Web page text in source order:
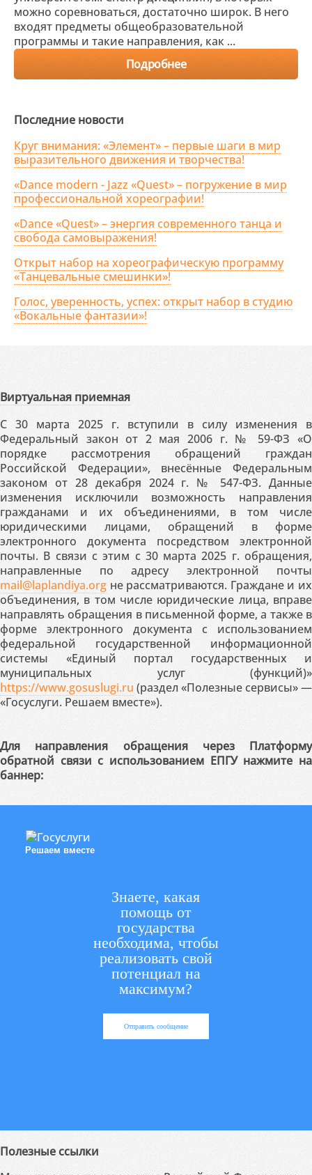
можно соревноваться, достаточно широк. В него
входят предметы общеобразовательной
программы и такие направления, как ...
Подробнее
Последние новости
Круг внимания: «Элемент» – первые шаги в мир
выразительного движения и творчества!
«Dance modern - Jazz «Quest» – погружение в мир
профессиональной хореографии!
«Dance «Quest» – энергия современного танца и
свобода самовыражения!
Открыт набор на хореографическую программу
«Танцевальные смешинки»!
Голос, уверенность, успех: открыт набор в студию
«Вокальные фантазии»!
Виртуальная приемная
С 30 марта 2025 г. вступили в силу изменения в
Федеральный закон от 2 мая 2006 г. № 59-ФЗ «О
порядке рассмотрения обращений граждан
Российской Федерации», внесённые Федеральным
законом от 28 декабря 2024 г. № 547-ФЗ. Данные
изменения исключили возможность направления
гражданами и их объединениями, в том числе
юридическими лицами, обращений в форме
электронного документа посредством электронной
почты. В связи с этим с 30 марта 2025 г. обращения,
направленные по адресу электронной почты
mail@laplandiya.org не рассматриваются. Граждане и их
объединения, в том числе юридические лица, вправе
направлять обращения в письменной форме, а также в
форме электронного документа с использованием
федеральной государственной информационной
системы «Единый портал государственных и
муниципальных услуг (функций)»
https://www.gosuslugi.ru (раздел «Полезные сервисы» —
«Госуслуги. Решаем вместе»).
Для направления обращения через Платформу
обратной связи с использованием ЕПГУ нажмите на
баннер:
Решаем вместе
Знаете, какая
помощь от
государства
необходима, чтобы
реализовать свой
потенциал на
максимум?
Отправить сообщение
Полезные ссылки